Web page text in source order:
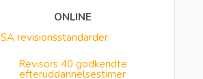
ONLINE
Revisors 40 godkendte
efteruddannelsestimer